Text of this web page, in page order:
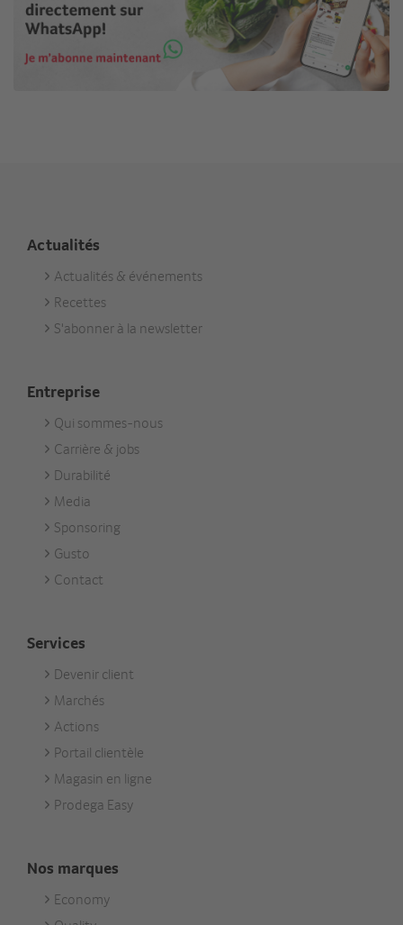
Actualités
Footer
Aktuell
Actualités & événements
Recettes
S'abonner à la newsletter
Entreprise
Footer
Unternehmen
Qui sommes-nous
Carrière & jobs
Durabilité
Media
Sponsoring
Gusto
Contact
Services
Footer
Services
Devenir client
Marchés
Actions
Portail clientèle
Magasin en ligne
Prodega Easy
Nos marques
Footer
Economy